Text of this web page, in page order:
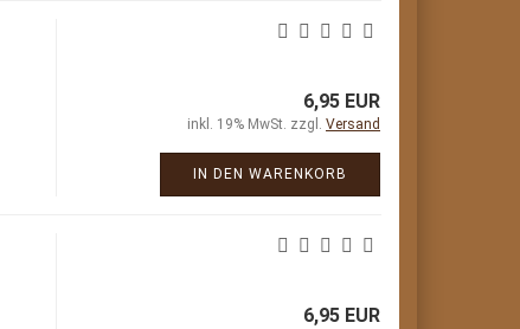
6,95 EUR
inkl. 19% MwSt. zzgl. Versand
IN DEN WARENKORB
6,95 EUR